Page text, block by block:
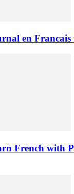
en Francais
French with